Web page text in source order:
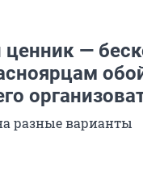
—
разные варианты